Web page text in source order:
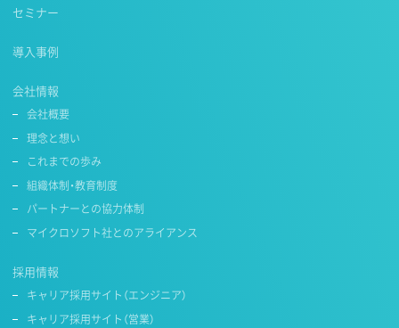
セミナー
導入事例
会社情報
会社概要
理念と想い
これまでの歩み
組織体制・教育制度
パートナーとの協力体制
マイクロソフト社とのアライアンス
採用情報
キャリア採用サイト（エンジニア）
キャリア採用サイト（営業）